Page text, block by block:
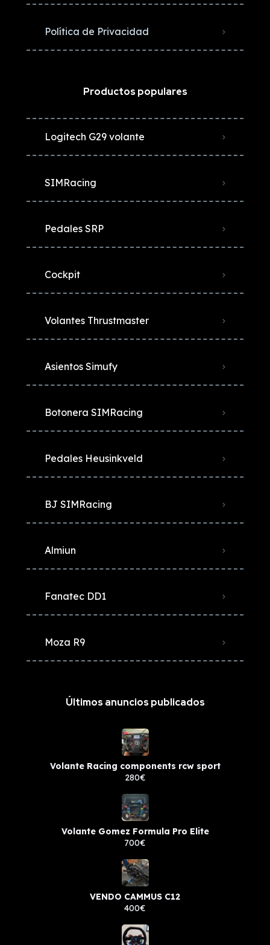
Política de Privacidad
Productos populares
Logitech G29 volante
SIMRacing
Pedales SRP
Cockpit
Volantes Thrustmaster
Asientos Simufy
Botonera SIMRacing
Pedales Heusinkveld
BJ SIMRacing
Almiun
Fanatec DD1
Moza R9
Últimos anuncios publicados
Volante Racing components rcw sport
280€
Volante Gomez Formula Pro Elite
700€
VENDO CAMMUS C12
400€